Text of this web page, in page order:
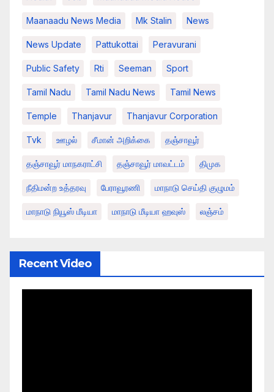
Maanaadu News Media Mk Stalin News
News Update Pattukottai Peravurani
Public Safety Rti Seeman Sport
Tamil Nadu Tamil Nadu News Tamil News
Temple Thanjavur Thanjavur Corporation
Tvk ஊழல் சீமான் அறிக்கை தஞ்சாவூர்
தஞ்சாவூர் மாநகராட்சி தஞ்சாவூர் மாவட்டம் திமுக
நீதிமன்ற உத்தரவு பேராவூரணி மாநாடு செய்தி குழுமம்
மாநாடு நியூஸ் மீடியா மாநாடு மீடியா ஹவுஸ் லஞ்சம்
Recent Video